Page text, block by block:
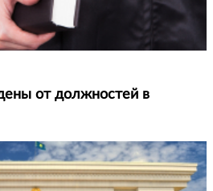
от должностей в